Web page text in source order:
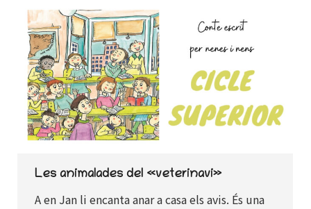
Les animalades del «veterinavi»
A en Jan li encanta anar a casa els avis. És una